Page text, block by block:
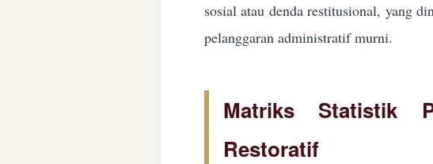
sosial atau denda restitusional, yang
pelanggaran administratif murni.
Matriks Statistik
Restoratif